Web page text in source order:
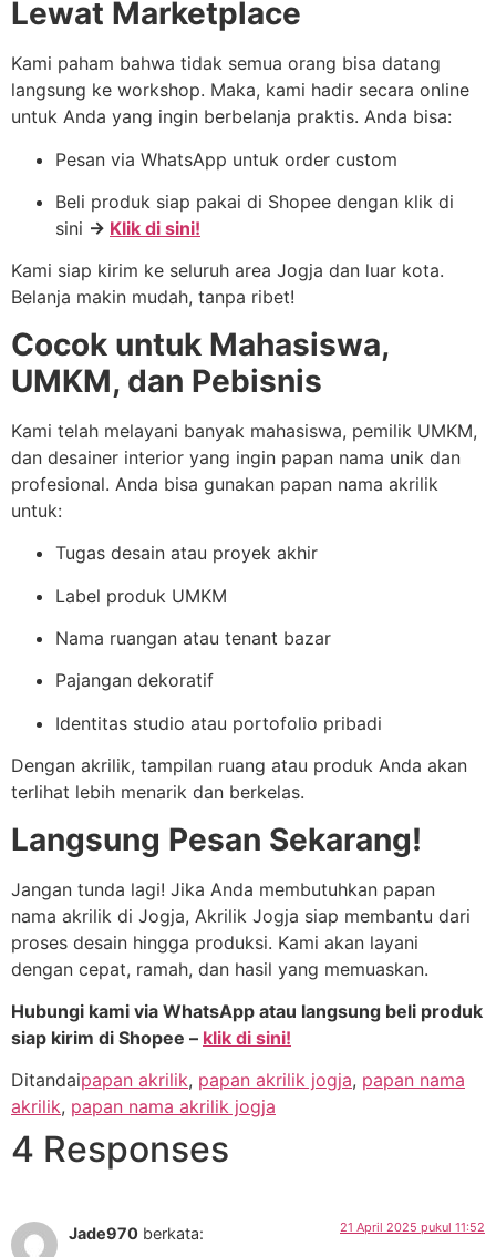
Lewat Marketplace
Kami paham bahwa tidak semua orang bisa datang
langsung ke workshop. Maka, kami hadir secara online
untuk Anda yang ingin berbelanja praktis. Anda bisa:
Pesan via WhatsApp untuk order custom
Beli produk siap pakai di Shopee dengan klik di
sini → Klik di sini!
Kami siap kirim ke seluruh area Jogja dan luar kota.
Belanja makin mudah, tanpa ribet!
Cocok untuk Mahasiswa,
UMKM, dan Pebisnis
Kami telah melayani banyak mahasiswa, pemilik UMKM,
dan desainer interior yang ingin papan nama unik dan
profesional. Anda bisa gunakan papan nama akrilik
untuk:
Tugas desain atau proyek akhir
Label produk UMKM
Nama ruangan atau tenant bazar
Pajangan dekoratif
Identitas studio atau portofolio pribadi
Dengan akrilik, tampilan ruang atau produk Anda akan
terlihat lebih menarik dan berkelas.
Langsung Pesan Sekarang!
Jangan tunda lagi! Jika Anda membutuhkan papan
nama akrilik di Jogja, Akrilik Jogja siap membantu dari
proses desain hingga produksi. Kami akan layani
dengan cepat, ramah, dan hasil yang memuaskan.
Hubungi kami via WhatsApp atau langsung beli produk
siap kirim di Shopee – klik di sini!
Ditandaipapan akrilik, papan akrilik jogja, papan nama
akrilik, papan nama akrilik jogja
4 Responses
Jade970 berkata: 21 April 2025 pukul 11:52